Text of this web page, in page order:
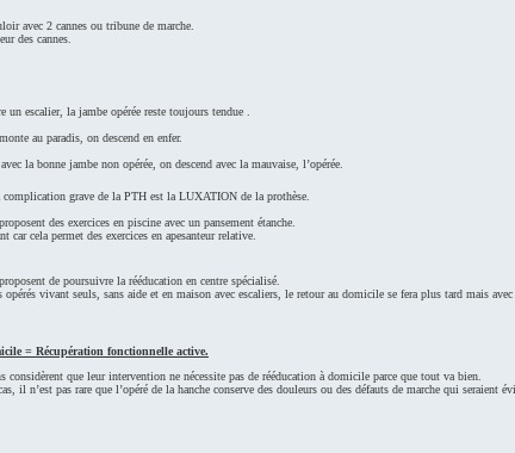
avec 2 cannes ou tribune de marche.
des cannes.
un escalier, la jambe opérée reste toujours tendue .
au paradis, on descend en enfer.
la bonne jambe non opérée, on descend avec la mauvaise, l’opérée.
grave de la PTH est la LUXATION de la prothèse.
des exercices en piscine avec un pansement étanche.
car cela permet des exercices en apesanteur relative.
de poursuivre la rééducation en centre spécialisé.
opérés vivant seuls, sans aide et en maison avec escaliers, le retour au domicile se fera plus tard mais avec
= Récupération fonctionnelle active.
considèrent que leur intervention ne nécessite pas de rééducation à domicile parce que tout va bien.
il n’est pas rare que l’opéré de la hanche conserve des douleurs ou des défauts de marche qui seraient